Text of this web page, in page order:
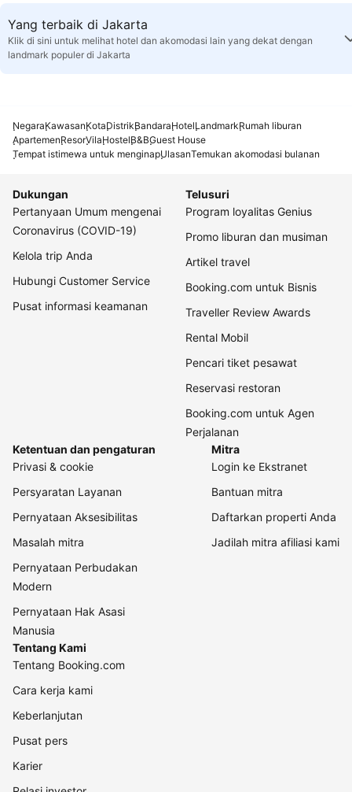
Yang terbaik di Jakarta
Klik di sini untuk melihat hotel dan akomodasi lain yang dekat dengan
landmark populer di Jakarta
NegaraKawasanKotaDistrikBandaraHotelLandmarkRumah liburan
ApartemenResorVilaHostelB&BGuest House
Tempat istimewa untuk menginapUlasanTemukan akomodasi bulanan
Dukungan
Pertanyaan Umum mengenai
Coronavirus (COVID-19)
Kelola trip Anda
Hubungi Customer Service
Pusat informasi keamanan
Telusuri
Program loyalitas Genius
Promo liburan dan musiman
Artikel travel
Booking.com untuk Bisnis
Traveller Review Awards
Rental Mobil
Pencari tiket pesawat
Reservasi restoran
Booking.com untuk Agen
Perjalanan
Ketentuan dan pengaturan
Privasi & cookie
Persyaratan Layanan
Pernyataan Aksesibilitas
Masalah mitra
Pernyataan Perbudakan
Modern
Pernyataan Hak Asasi
Manusia
Mitra
Login ke Ekstranet
Bantuan mitra
Daftarkan properti Anda
Jadilah mitra afiliasi kami
Tentang Kami
Tentang Booking.com
Cara kerja kami
Keberlanjutan
Pusat pers
Karier